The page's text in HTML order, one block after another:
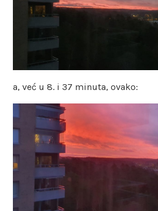
a, već u 8. i 37 minuta, ovako: